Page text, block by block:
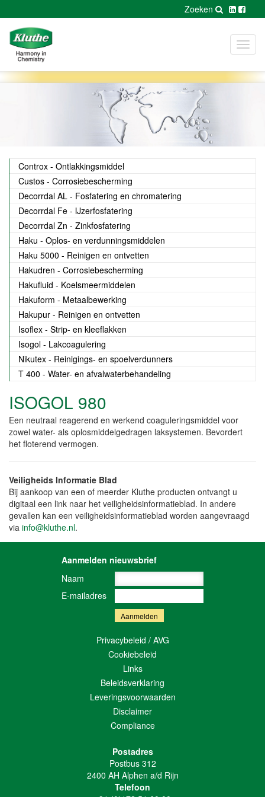
Zoeken
Controx - Ontlakkingsmiddel
Custos - Corrosiebescherming
Decorrdal AL - Fosfatering en chromatering
Decorrdal Fe - IJzerfosfatering
Decorrdal Zn - Zinkfosfatering
Haku - Oplos- en verdunningsmiddelen
Haku 5000 - Reinigen en ontvetten
Hakudren - Corrosiebescherming
Hakufluid - Koelsmeermiddelen
Hakuform - Metaalbewerking
Hakupur - Reinigen en ontvetten
Isoflex - Strip- en kleeflakken
Isogol - Lakcoagulering
Nikutex - Reinigings- en spoelverdunners
T 400 - Water- en afvalwaterbehandeling
ISOGOL 980
Een neutraal reagerend en werkend coaguleringsmiddel voor
zowel water- als oplosmiddelgedragen laksystemen. Bevordert
het floterend vermogen.
Veiligheids Informatie Blad
Bij aankoop van een of meerder Kluthe producten ontvangt u
digitaal een link naar het veiligheidsinformatieblad. In andere
gevallen kan een veiligheidsinformatieblad worden aangevraagd
via info@kluthe.nl.
Aanmelden nieuwsbrief
Naam
E-mailadres
Privacybeleid / AVG
Cookiebeleid
Links
Beleidsverklaring
Leveringsvoorwaarden
Disclaimer
Compliance
Postadres
Postbus 312
2400 AH Alphen a/d Rijn
Telefoon